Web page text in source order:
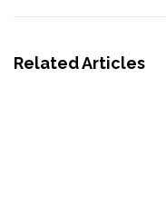
Related Articles